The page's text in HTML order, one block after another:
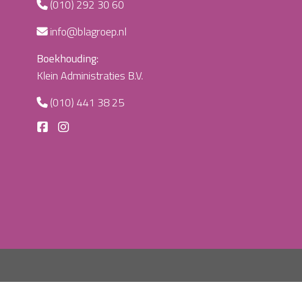
(010) 292 30 60
info@blagroep.nl
Boekhouding:
Klein Administraties B.V.
(010) 441 38 25